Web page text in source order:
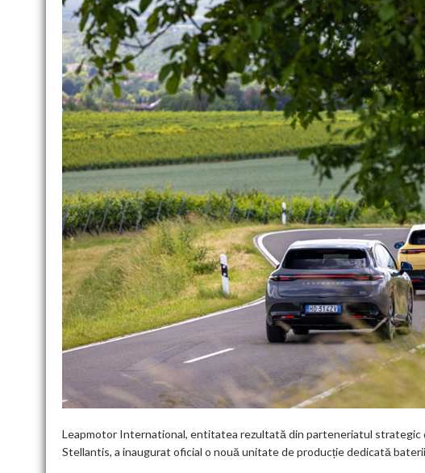
Leapmotor International, entitatea rezultată din parteneriatul
Stellantis, a inaugurat oficial o nouă unitate de producție dedicată